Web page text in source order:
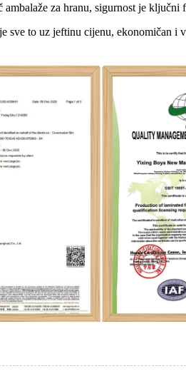
za hranu, sigurnost je ključni
sve to uz jeftinu cijenu, ekonomičan i